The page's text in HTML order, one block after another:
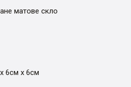
матове скло
6см x 6см